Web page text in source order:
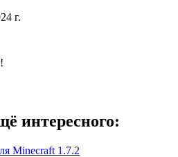
г.
интересного:
Minecraft 1.7.2